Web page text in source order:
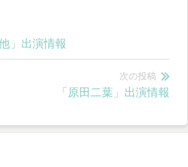
」出演情報
次の投稿
投
「原田二葉」出演情報